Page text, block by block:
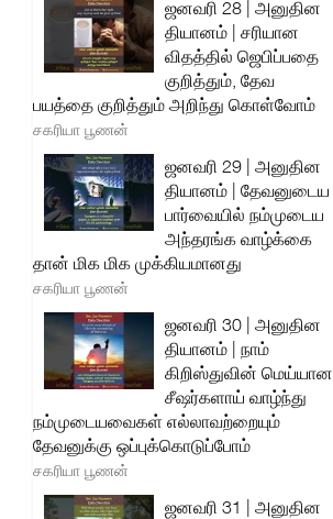
ஜனவரி 28 | அனுதின
தியானம் | சரியான
விதத்தில் ஜெபிப்பதை
குறித்தும், தேவ
பயத்தை குறித்தும் அறிந்து கொள்வோம்
சகரியா பூணன்
ஜனவரி 29 | அனுதின
தியானம் | தேவனுடைய
பார்வையில் நம்முடைய
அந்தரங்க வாழ்க்கை
தான் மிக மிக முக்கியமானது
சகரியா பூணன்
ஜனவரி 30 | அனுதின
தியானம் | நாம்
கிறிஸ்துவின் மெய்யான
சீஷர்களாய் வாழ்ந்து
நம்முடையவைகள் எல்லாவற்றையும்
தேவனுக்கு ஒப்புக்கொடுப்போம்
சகரியா பூணன்
ஜனவரி 31 | அனுதின